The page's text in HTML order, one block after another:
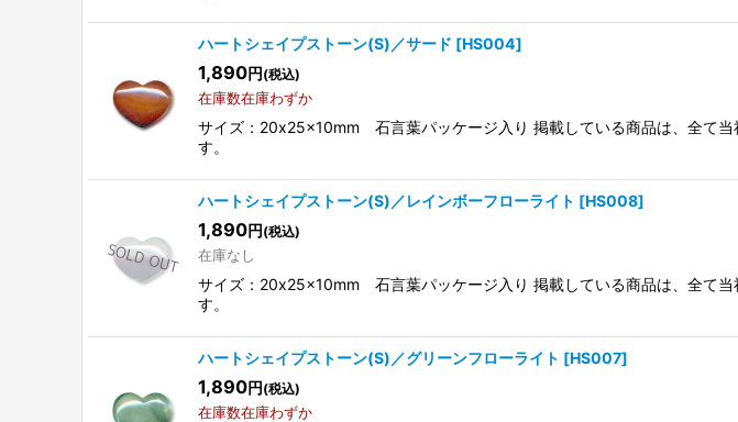
ハートシェイプストーン(S)／サード [HS004]
1,890円 (税込)
在庫数在庫わずか
サイズ：20x25x10mm 石言葉パッケージ入り 掲載している商品は、全て
す。
ハートシェイプストーン(S)／レインボーフローライト [HS008]
1,890円 (税込)
在庫なし
サイズ：20x25x10mm 石言葉パッケージ入り 掲載している商品は、全て
す。
ハートシェイプストーン(S)／グリーンフローライト [HS007]
1,890円 (税込)
在庫数在庫わずか